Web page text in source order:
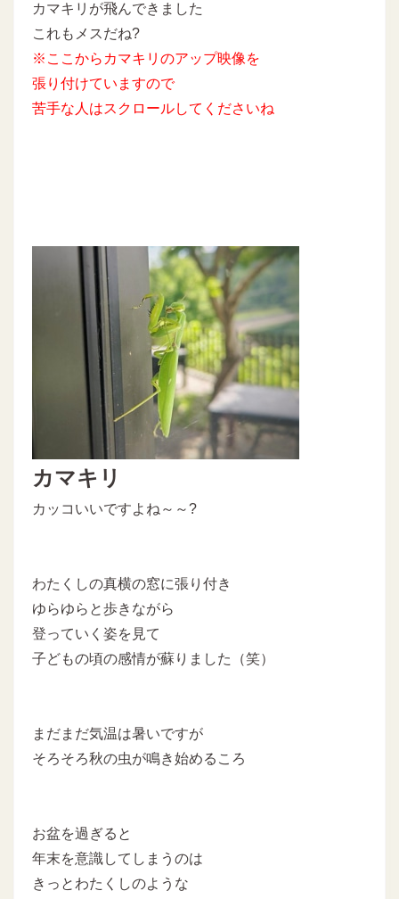
カマキリが飛んできました
これもメスだね?
※ここからカマキリのアップ映像を
張り付けていますので
苦手な人はスクロールしてくださいね
カマキリ
カッコいいですよね～～?
わたくしの真横の窓に張り付き
ゆらゆらと歩きながら
登っていく姿を見て
子どもの頃の感情が蘇りました（笑）
まだまだ気温は暑いですが
そろそろ秋の虫が鳴き始めるころ
お盆を過ぎると
年末を意識してしまうのは
きっとわたくしのような